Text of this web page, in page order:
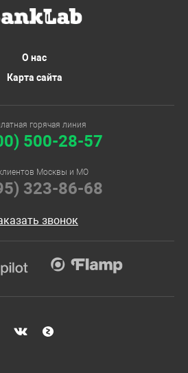
О нас
Карта сайта
горячая линия
500-28-57
Москвы и МО
323-86-68
звонок